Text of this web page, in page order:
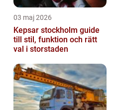
03 maj 2026
Kepsar stockholm guide
till stil, funktion och rätt
val i storstaden